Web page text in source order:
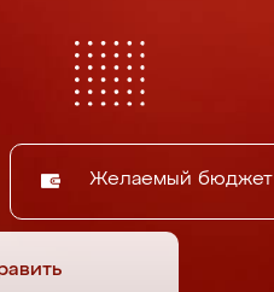
Желаемый бюджет